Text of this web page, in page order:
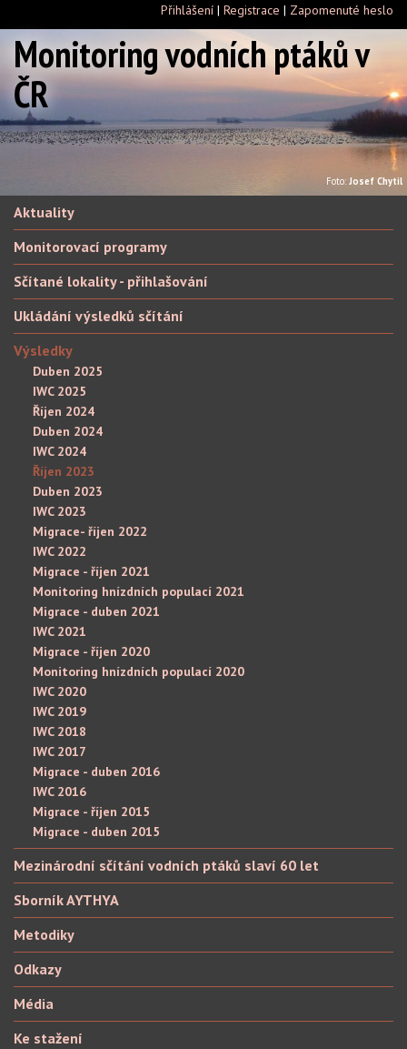
Přihlášení | Registrace | Zapomenuté heslo
Monitoring vodních ptáků v
ČR
Foto: Josef Chytil
Aktuality
Monitorovací programy
Sčítané lokality - přihlašování
Ukládání výsledků sčítání
Výsledky
Duben 2025
IWC 2025
Říjen 2024
Duben 2024
IWC 2024
Říjen 2023
Duben 2023
IWC 2023
Migrace- říjen 2022
IWC 2022
Migrace - říjen 2021
Monitoring hnízdních populací 2021
Migrace - duben 2021
IWC 2021
Migrace - říjen 2020
Monitoring hnízdních populací 2020
IWC 2020
IWC 2019
IWC 2018
IWC 2017
Migrace - duben 2016
IWC 2016
Migrace - říjen 2015
Migrace - duben 2015
Mezinárodní sčítání vodních ptáků slaví 60 let
Sborník AYTHYA
Metodiky
Odkazy
Média
Ke stažení